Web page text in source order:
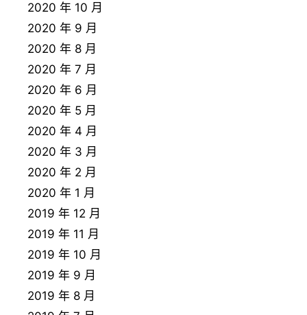
2020 年 10 月
2020 年 9 月
2020 年 8 月
2020 年 7 月
2020 年 6 月
2020 年 5 月
2020 年 4 月
2020 年 3 月
2020 年 2 月
2020 年 1 月
2019 年 12 月
2019 年 11 月
2019 年 10 月
2019 年 9 月
2019 年 8 月